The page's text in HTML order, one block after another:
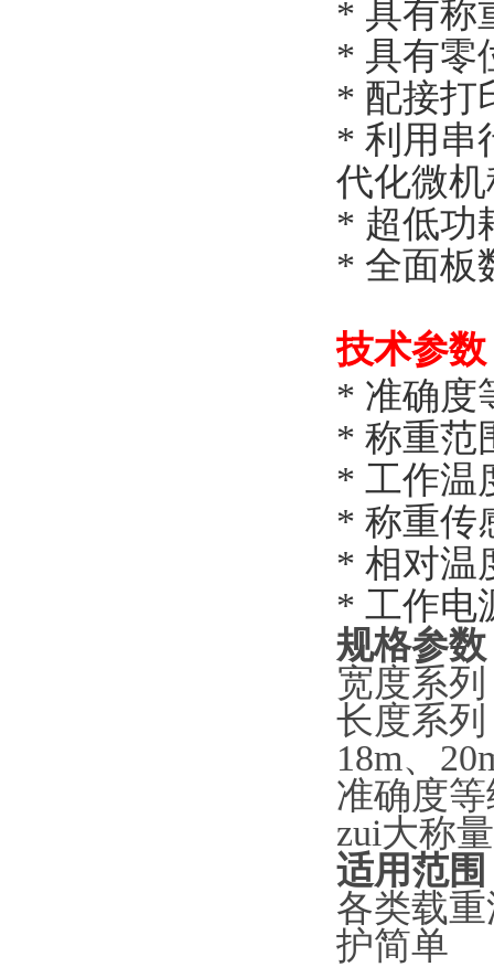
* 具有称
* 具有零
* 配接打
* 利用串
代化微
* 超低功
* 全面板
技术参数
* 准确度
* 称重范
* 工作温
* 称重传
* 相对温
* 工作电
规格参数
宽度系
长度系
18m、
准确度
zui大称
适用范
各类载
护简单